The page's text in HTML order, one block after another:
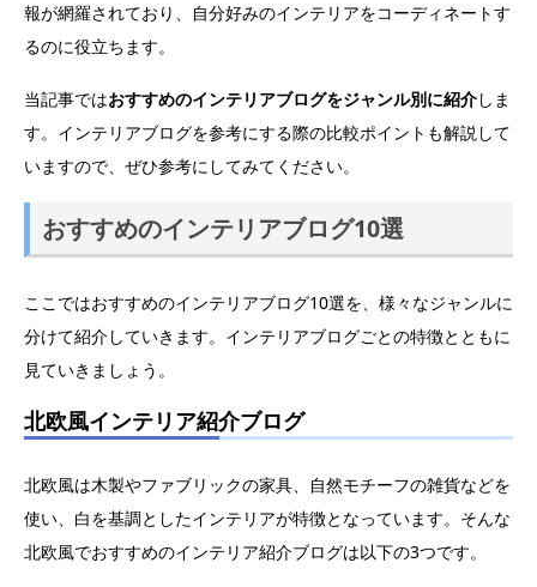
報が網羅されており、自分好みのインテリアをコーディネートす
るのに役立ちます。
当記事ではおすすめのインテリアブログをジャンル別に紹介しま
す。インテリアブログを参考にする際の比較ポイントも解説して
いますので、ぜひ参考にしてみてください。
おすすめのインテリアブログ10選
ここではおすすめのインテリアブログ10選を、様々なジャンルに
分けて紹介していきます。インテリアブログごとの特徴とともに
見ていきましょう。
北欧風インテリア紹介ブログ
北欧風は木製やファブリックの家具、自然モチーフの雑貨などを
使い、白を基調としたインテリアが特徴となっています。そんな
北欧風でおすすめのインテリア紹介ブログは以下の3つです。